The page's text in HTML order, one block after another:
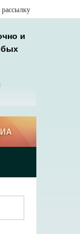
рассылку
и